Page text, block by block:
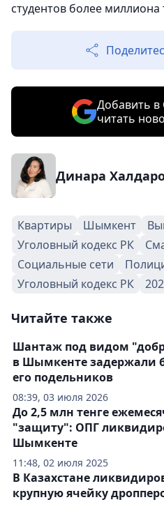
студентов более миллиона
Добавить в
читать
Динара
Квартиры Шымкент
Уголовный кодекс РК
Социальные сети
Уголовный кодекс РК
Читайте также
08:39, 03 июля 2026
Шантаж под видом
в Шымкенте задержали
его подельников
11:48, 02 июля 2025
До 2,5 млн тенге
"защиту": ОПГ
Шымкенте
В Казахстане
крупную ячейку